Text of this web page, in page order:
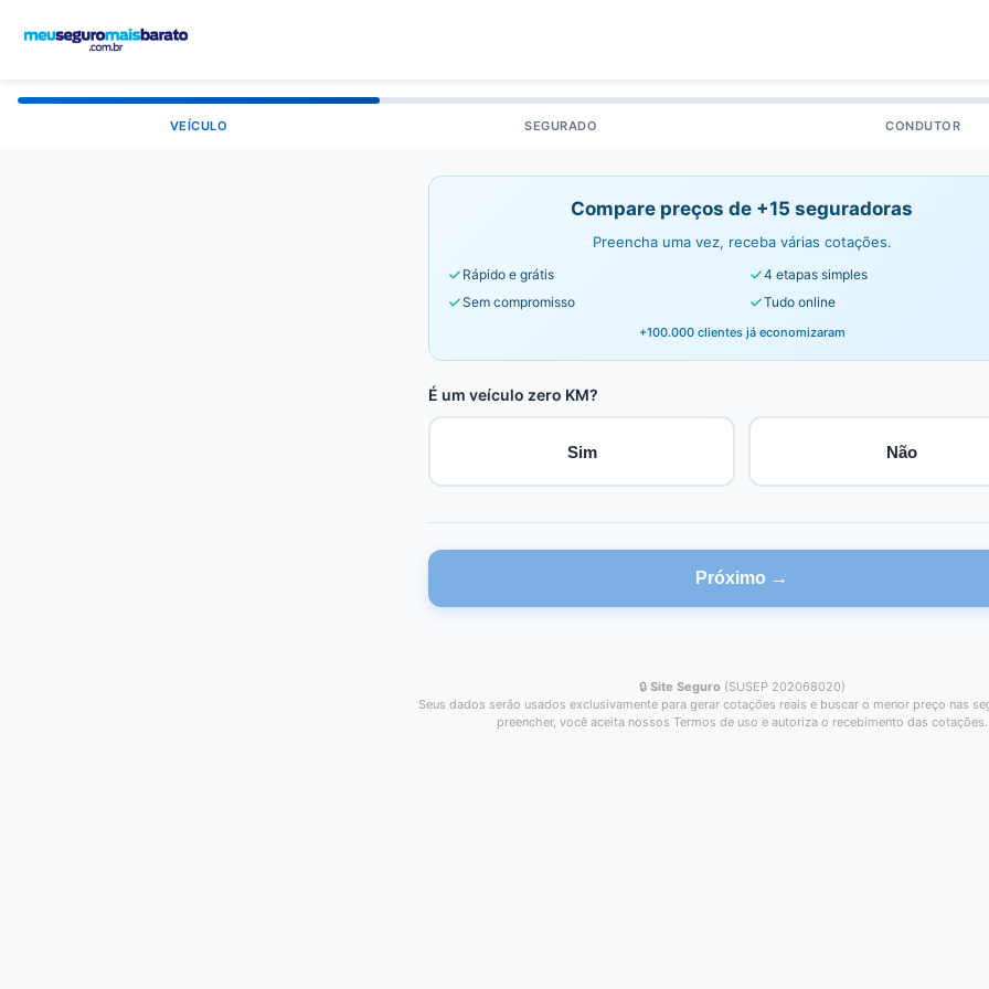
VEÍCULO SEGURADO CONDUTOR
Compare preços de +15 seguradoras
Preencha uma vez, receba várias cotações.
Rápido e grátis
4 etapas simples
Sem compromisso
Tudo online
+100.000 clientes já economizaram
É um veículo zero KM?
Sim Não
Próximo →
🔒 Site Seguro (SUSEP 202068020)
Seus dados serão usados exclusivamente para gerar cotações reais e buscar o menor preço nas
preencher, você aceita nossos Termos de uso e autoriza o recebimento das cotações.